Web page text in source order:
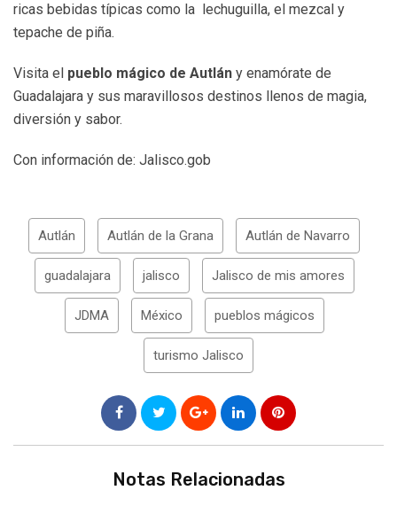
ricas bebidas típicas como la lechuguilla, el mezcal y
tepache de piña.
Visita el pueblo mágico de Autlán y enamórate de
Guadalajara y sus maravillosos destinos llenos de magia,
diversión y sabor.
Con información de: Jalisco.gob
Autlán Autlán de la Grana Autlán de Navarro
guadalajara jalisco Jalisco de mis amores
JDMA México pueblos mágicos
turismo Jalisco
Notas Relacionadas